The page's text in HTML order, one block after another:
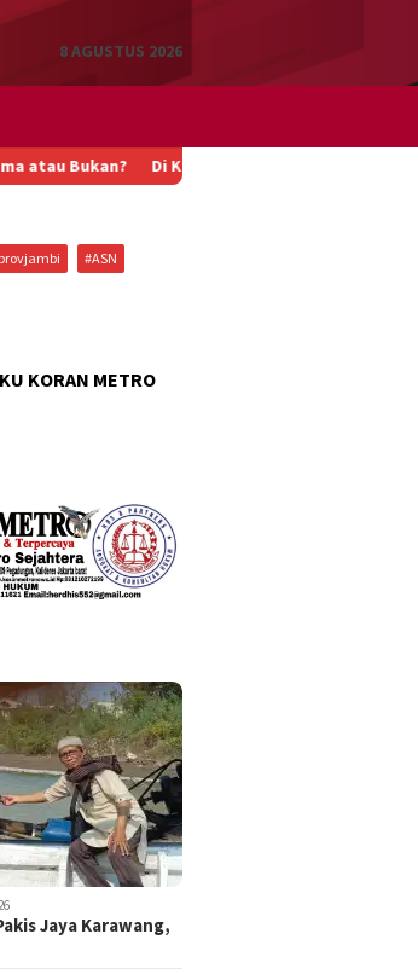
8 AGUSTUS 2026
Di Kampung Nelayan Pakis Jaya Karawang,
#ASN
KORAN METRO
Jaya Karawang,